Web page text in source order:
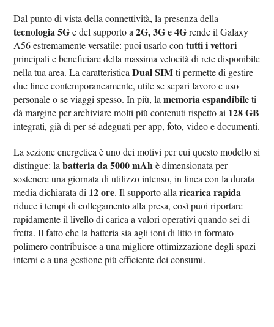
Dal punto di vista della connettività, la presenza della
tecnologia 5Ge del supporto a2G, 3G e 4Grende il Galaxy
A56 estremamente versatile: puoi usarlo contutti i vettori
principali e beneficiare della massima velocità di rete disponibile
nella tua area. La caratteristicaDual SIMti permette di gestire
due linee contemporaneamente, utile se separi lavoro e uso
personale o se viaggi spesso. In più, lamemoria espandibileti
dà margine per archiviare molti più contenuti rispetto ai 128 GB
integrati, già di per sé adeguati per app, foto, video e documenti.
La sezione energetica è uno dei motivi per cui questo modello si
distingue: labatteria da 5000 mAhè dimensionata per
sostenere una giornata di utilizzo intenso, in linea con la durata
media dichiarata di 12 ore. Il supporto allaricarica rapida
riduce i tempi di collegamento alla presa, così puoi riportare
rapidamente il livello di carica a valori operativi quando sei di
fretta. Il fatto che la batteria sia agli ioni di litio in formato
polimero contribuisce a una migliore ottimizzazione degli spazi
interni e a una gestione più efficiente dei consumi.